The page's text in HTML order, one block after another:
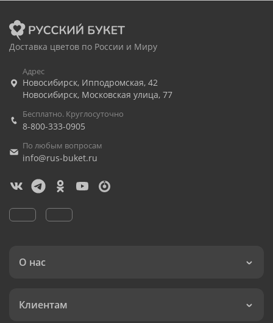
Доставка цветов по России и Миру
Адрес
Новосибирск, Ипподромская, 42
Новосибирск, Московская улица, 77
Бесплатно. Круглосуточно
8-800-333-0905
По любым вопросам
info@rus-buket.ru
О нас
Клиентам